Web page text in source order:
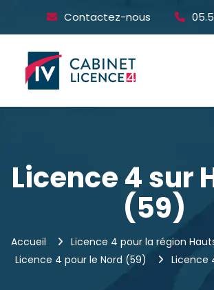
Contactez-nous
Licence 4 sur
(59)
Accueil
Licence 4 pour la région
Licence 4 pour le Nord (59)
Licence